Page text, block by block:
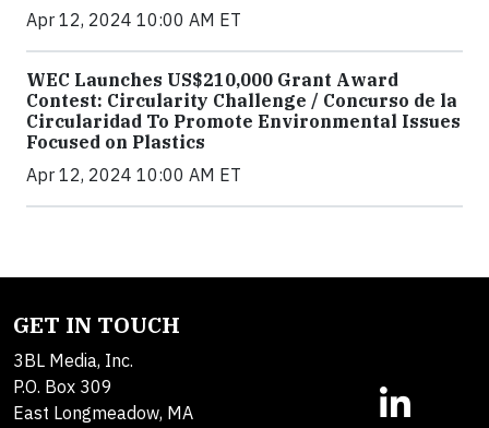
Apr 12, 2024 10:00 AM ET
WEC Launches US$210,000 Grant Award
Contest: Circularity Challenge / Concurso de la
Circularidad To Promote Environmental Issues
Focused on Plastics
Apr 12, 2024 10:00 AM ET
GET IN TOUCH
3BL Media, Inc.
P.O. Box 309
East Longmeadow, MA